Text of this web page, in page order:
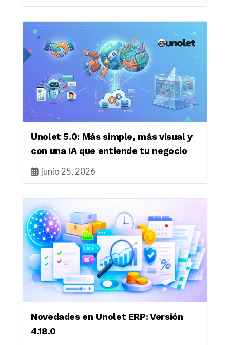
Unolet 5.0: Más simple, más visual y
con una IA que entiende tu negocio
junio 25, 2026
Novedades en Unolet ERP: Versión
4.18.0